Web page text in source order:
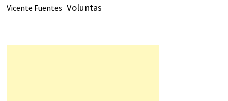
Vicente Fuentes Voluntas